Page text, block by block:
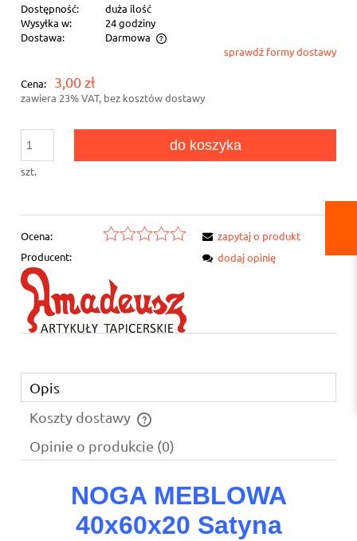
Dostępność:
duża ilość
Wysyłka w:
24 godziny
Dostawa:
Darmowa
Cena nie zawiera ewentualnych kosztów płatnościsprawdź formy dostawy
Cena: 3,00 zł
zawiera 23% VAT, bez kosztów dostawy
szt.
do koszyka
Ocena:
Producent:
zapytaj o produkt
dodaj opinię
Opis
Koszty dostawy
Cena nie zawiera ewentualnych kosztów płatności
Opinie o produkcie (0)
NOGA MEBLOWA
40x60x20 Satyna